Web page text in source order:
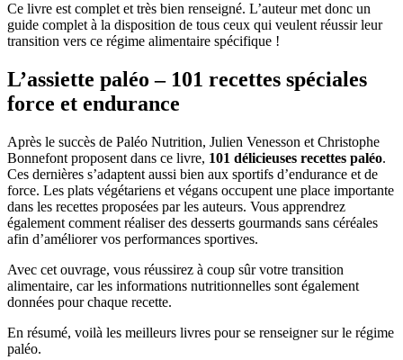
Ce livre est complet et très bien renseigné. L’auteur met donc un
guide complet à la disposition de tous ceux qui veulent réussir leur
transition vers ce régime alimentaire spécifique !
L’assiette paléo – 101 recettes spéciales
force et endurance
Après le succès de Paléo Nutrition, Julien Venesson et Christophe
Bonnefont proposent dans ce livre, 101 délicieuses recettes paléo.
Ces dernières s’adaptent aussi bien aux sportifs d’endurance et de
force. Les plats végétariens et végans occupent une place importante
dans les recettes proposées par les auteurs. Vous apprendrez
également comment réaliser des desserts gourmands sans céréales
afin d’améliorer vos performances sportives.
Avec cet ouvrage, vous réussirez à coup sûr votre transition
alimentaire, car les informations nutritionnelles sont également
données pour chaque recette.
En résumé, voilà les meilleurs livres pour se renseigner sur le régime
paléo.